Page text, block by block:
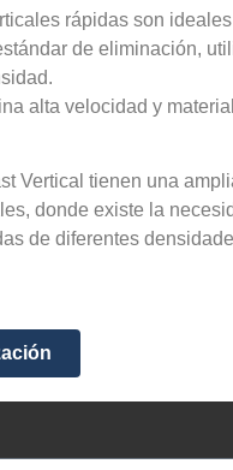
rápidas son
de eliminación,
alta velocidad y
Vertical tienen una
donde existe la
de diferentes